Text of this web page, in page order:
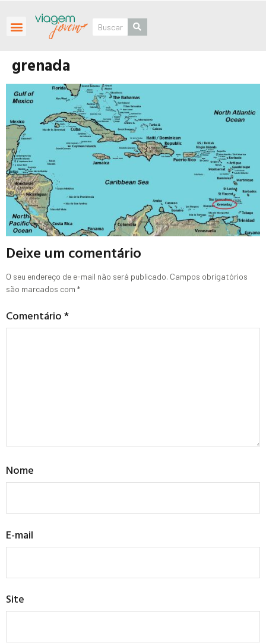
grenada
Deixe um comentário
O seu endereço de e-mail não será publicado. Campos obrigatórios
são marcados com *
Comentário*
Nome
E-mail
Site